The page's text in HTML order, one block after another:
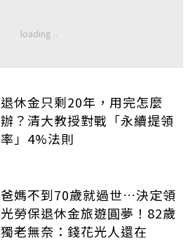
退休金只剩20年，用完怎麼
辦？清大教授對戰「永續提領
率」4%法則
爸媽不到70歲就過世…決定領
光勞保退休金旅遊圓夢！82歲
獨老無奈：錢花光人還在